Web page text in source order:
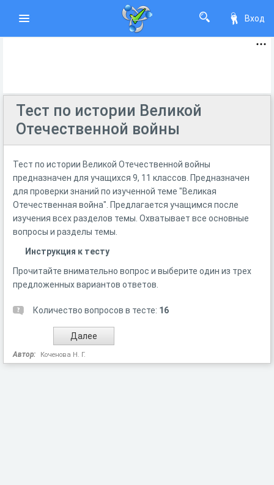
Вход
Тест по истории Великой
Отечественной войны
Тест по истории Великой Отечественной войны
предназначен для учащихся 9, 11 классов. Предназначен
для проверки знаний по изученной теме "Великая
Отечественная война". Предлагается учащимся после
изучения всех разделов темы. Охватывает все основные
вопросы и разделы темы.
Инструкция к тесту
Прочитайте внимательно вопрос и выберите один из трех
предложенных вариантов ответов.
Количество вопросов в тесте: 16
Автор: Коченова Н. Г.